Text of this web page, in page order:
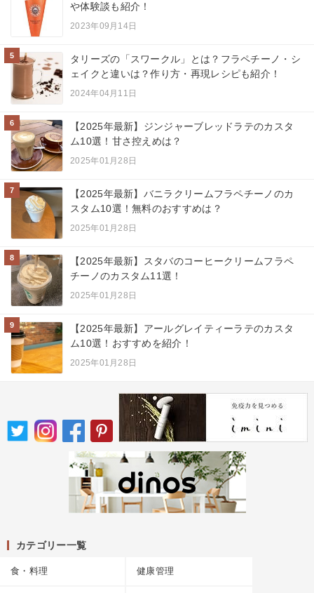
や体験談も紹介！
2023年09月14日
5
タリーズの「スワークル」とは？フラペチーノ・シ
ェイクと違いは？作り方・再現レシピも紹介！
2024年04月11日
6
【2025年最新】ジンジャーブレッドラテのカスタ
ム10選！甘さ控えめは？
2025年01月28日
7
【2025年最新】バニラクリームフラペチーノのカ
スタム10選！無料のおすすめは？
2025年01月28日
8
【2025年最新】スタバのコーヒークリームフラペ
チーノのカスタム11選！
2025年01月28日
9
【2025年最新】アールグレイティーラテのカスタ
ム10選！おすすめを紹介！
2025年01月28日
カテゴリー一覧
食・料理 健康管理